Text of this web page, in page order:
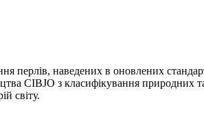
перлів, наведених в оновлених
CIBJO з класифікування природних
світу.